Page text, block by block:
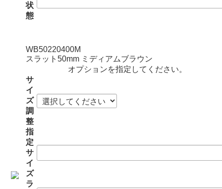
状
態
WB50220400M
スラット50mm ミディアムブラウン
オプションを指定してください。
サ
イ
ズ
調
整
指
定
サ
イ
ズ
ラ